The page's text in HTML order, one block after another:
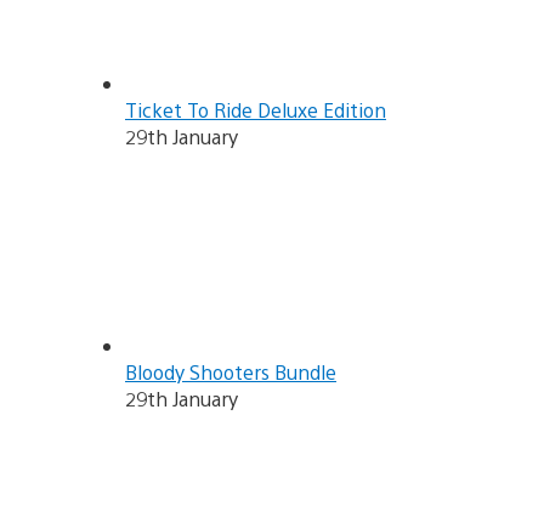
Ticket To Ride Deluxe Edition
29th January
Bloody Shooters Bundle
29th January